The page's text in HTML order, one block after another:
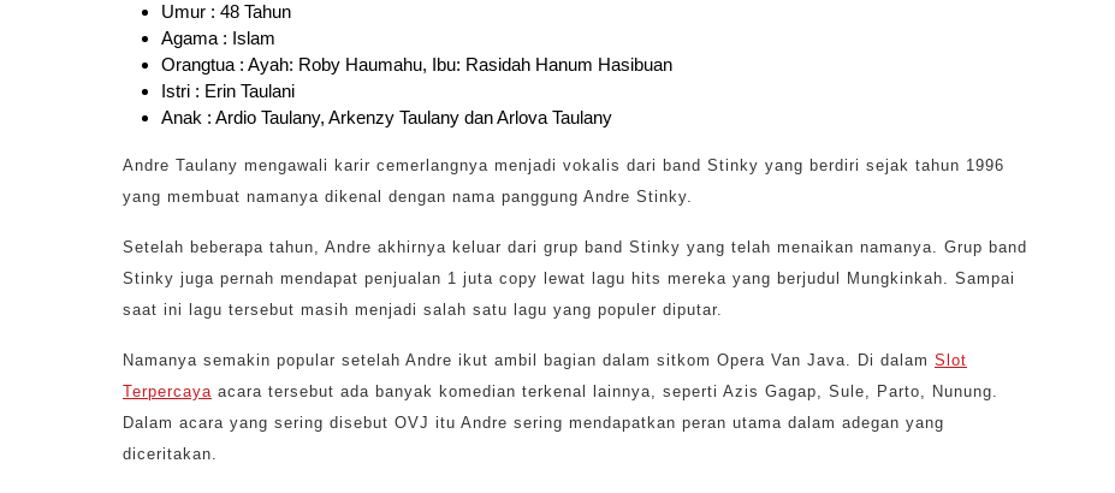
Umur : 48 Tahun
Agama : Islam
Orangtua : Ayah: Roby Haumahu, Ibu: Rasidah Hanum Hasibuan
Istri : Erin Taulani
Anak : Ardio Taulany, Arkenzy Taulany dan Arlova Taulany
Andre Taulany mengawali karir cemerlangnya menjadi vokalis dari band Stinky yang berdiri sejak tahun 1996
yang membuat namanya dikenal dengan nama panggung Andre Stinky.
Setelah beberapa tahun, Andre akhirnya keluar dari grup band Stinky yang telah menaikan namanya. Grup band
Stinky juga pernah mendapat penjualan 1 juta copy lewat lagu hits mereka yang berjudul Mungkinkah. Sampai
saat ini lagu tersebut masih menjadi salah satu lagu yang populer diputar.
Namanya semakin popular setelah Andre ikut ambil bagian dalam sitkom Opera Van Java. Di dalam Slot
Terpercaya acara tersebut ada banyak komedian terkenal lainnya, seperti Azis Gagap, Sule, Parto, Nunung.
Dalam acara yang sering disebut OVJ itu Andre sering mendapatkan peran utama dalam adegan yang
diceritakan.